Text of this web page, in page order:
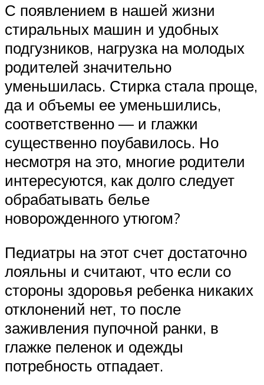
С появлением в нашей жизни
стиральных машин и удобных
подгузников, нагрузка на молодых
родителей значительно
уменьшилась. Стирка стала проще,
да и объемы ее уменьшились,
соответственно — и глажки
существенно поубавилось. Но
несмотря на это, многие родители
интересуются, как долго следует
обрабатывать белье
новорожденного утюгом?
Педиатры на этот счет достаточно
лояльны и считают, что если со
стороны здоровья ребенка никаких
отклонений нет, то после
заживления пупочной ранки, в
глажке пеленок и одежды
потребность отпадает.